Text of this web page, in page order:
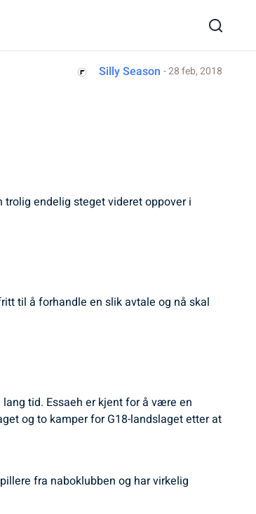
Silly Season - 28 feb, 2018
endelig steget videret oppover i
til å forhandle en slik avtale og nå skal
tid. Essaeh er kjent for å være en
og to kamper for G18-landslaget etter at
fra naboklubben og har virkelig